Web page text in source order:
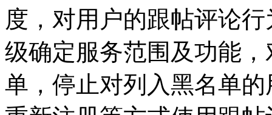
度，对用户的跟帖评论
级确定服务范围及功能
单，停止对列入黑名单